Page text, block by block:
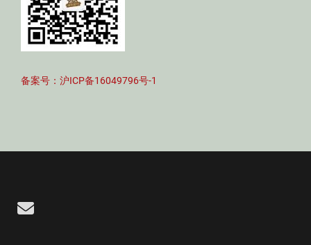
备案号：沪ICP备16049796号-1
Email